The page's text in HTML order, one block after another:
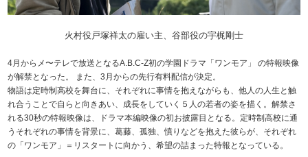
火村役戸塚祥太の雇い主、谷部役の宇梶剛士
4月からメ〜テレで放送となるA.B.C-Z初の学園ドラマ「ワンモア」 の特報映像
が解禁となった。 また、3月からの先行有料配信が決定。
物語は定時制高校を舞台に、それぞれに事情を抱えながらも、他人の人生と触
れ合うことで自らと向きあい、成長をしていく５人の若者の姿を描く。解禁さ
れる30秒の特報映像は、ドラマ本編映像の初お披露目となる。定時制高校に通
うそれぞれの事情を背景に、葛藤、孤独、憤りなどを抱えた彼らが、それぞれ
の「ワンモア」＝リスタートに向かう、希望の詰まった特報となっている。